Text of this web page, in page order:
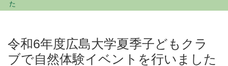
た
令和6年度広島大学夏季子どもクラ
ブで自然体験イベントを行いました